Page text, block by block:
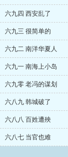
六九四 西安乱了
六九三 很简单的
六九二 南洋华夏人
六九一 南海上小岛
六九零 老冯的谋划
六八九 韩城破了
六八八 百姓遭殃
六八七 当官也难